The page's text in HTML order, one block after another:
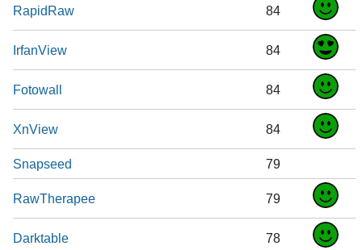
RapidRaw 84
IrfanView 84
Fotowall 84
XnView 84
Snapseed 79
RawTherapee 79
Darktable 78